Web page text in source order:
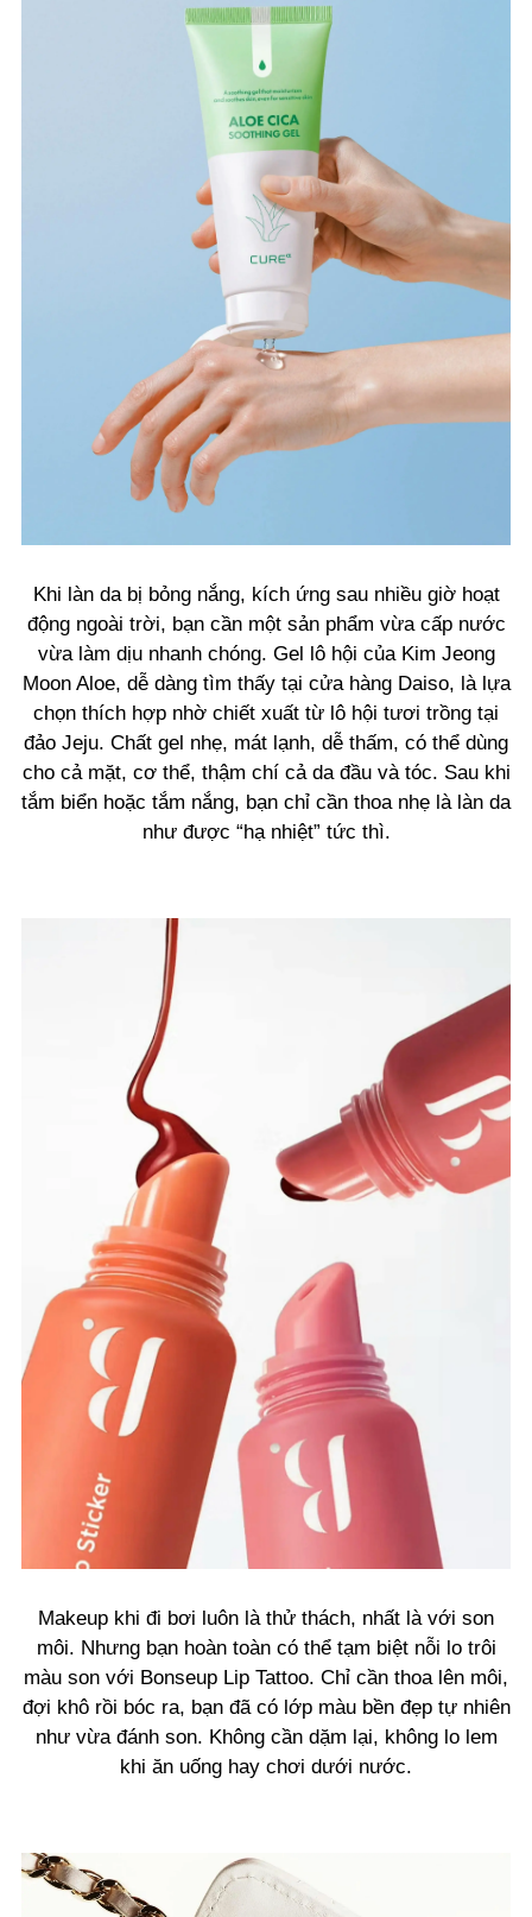
Khi làn da bị bỏng nắng, kích ứng sau nhiều giờ hoạt
động ngoài trời, bạn cần một sản phẩm vừa cấp nước
vừa làm dịu nhanh chóng. Gel lô hội của Kim Jeong
Moon Aloe, dễ dàng tìm thấy tại cửa hàng Daiso, là lựa
chọn thích hợp nhờ chiết xuất từ lô hội tươi trồng tại
đảo Jeju. Chất gel nhẹ, mát lạnh, dễ thấm, có thể dùng
cho cả mặt, cơ thể, thậm chí cả da đầu và tóc. Sau khi
tắm biển hoặc tắm nắng, bạn chỉ cần thoa nhẹ là làn da
như được “hạ nhiệt” tức thì.
Makeup khi đi bơi luôn là thử thách, nhất là với son
môi. Nhưng bạn hoàn toàn có thể tạm biệt nỗi lo trôi
màu son với Bonseup Lip Tattoo. Chỉ cần thoa lên môi,
đợi khô rồi bóc ra, bạn đã có lớp màu bền đẹp tự nhiên
như vừa đánh son. Không cần dặm lại, không lo lem
khi ăn uống hay chơi dưới nước.